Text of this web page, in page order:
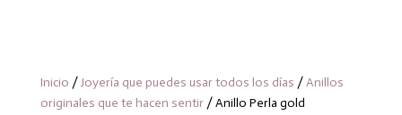
Inicio /Joyería que puedes usar todos los días /Anillos
originales que te hacen sentir/ Anillo Perla gold